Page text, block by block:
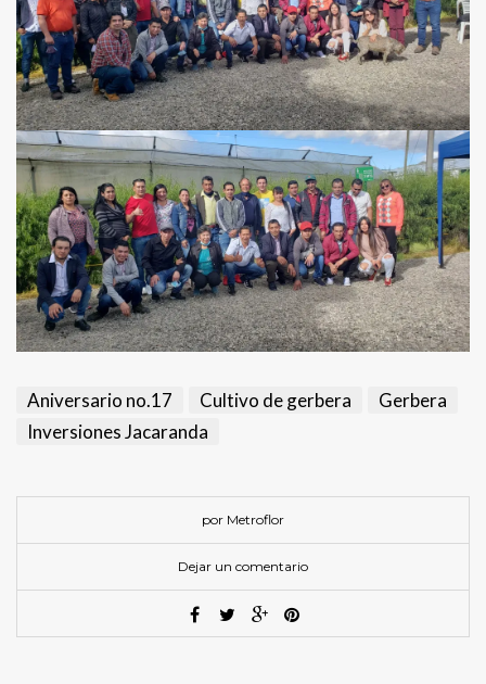
Aniversario no.17 Cultivo de gerbera
Gerbera
Inversiones Jacaranda
por Metroflor
Dejar un comentario